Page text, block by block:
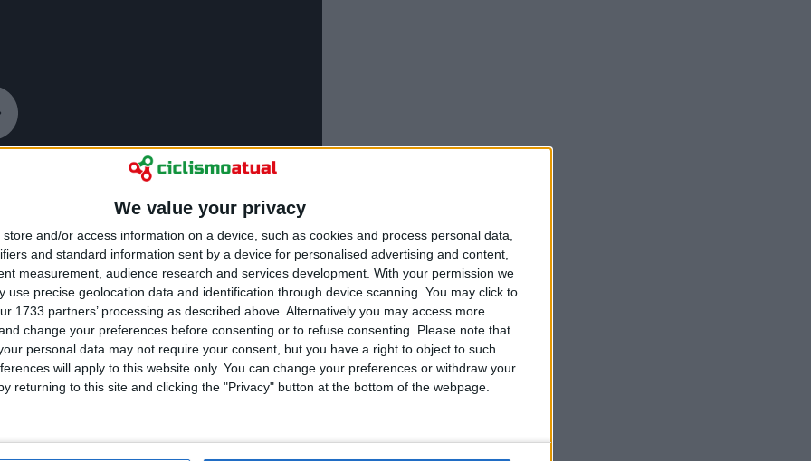
We value your privacy
store and/or access information on a device, such as cookies and process personal data,
and standard information sent by a device for personalised advertising and content,
measurement, audience research and services development. With your permission we
use precise geolocation data and identification through device scanning. You may click to
1733 partners’ processing as described above. Alternatively you may access more
change your preferences before consenting or to refuse consenting.
Please note that
personal data may not require your consent, but you have a right to object to such
will apply to this website only. You can change your preferences or withdraw your
returning to this site and clicking the "Privacy" button at the bottom of the webpage.
a corrida terminar numa descida?